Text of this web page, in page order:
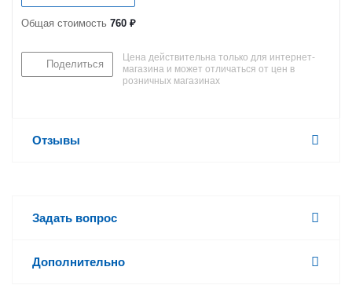
Общая стоимость 760 ₽
Поделиться
Цена действительна только для интернет-
магазина и может отличаться от цен в
розничных магазинах
Отзывы
Задать вопрос
Дополнительно